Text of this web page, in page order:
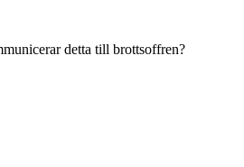
detta till brottsoffren?